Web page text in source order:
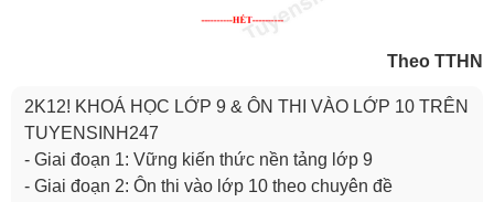
Theo TTHN
2K12! KHOÁ HỌC LỚP 9 & ÔN THI VÀO LỚP 10 TRÊN
TUYENSINH247
- Giai đoạn 1: Vững kiến thức nền tảng lớp 9
- Giai đoạn 2: Ôn thi vào lớp 10 theo chuyên đề